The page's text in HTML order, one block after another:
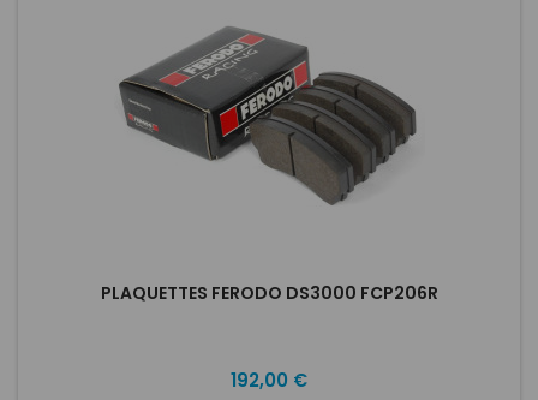
PLAQUETTES FERODO DS3000 FCP206R
Preis
192,00 €